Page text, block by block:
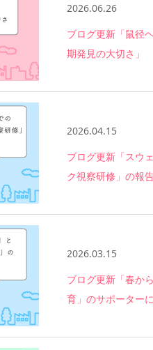
2026.06.26
ブログ更新「鼠径
期発見の大切さ」
2026.04.15
ブログ更新「スウ
ク視察研修」の報
2026.03.15
ブログ更新「春か
育」のサポーターに